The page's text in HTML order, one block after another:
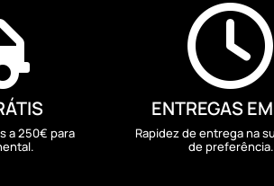
a 250€ para

ENTREGAS
Rapidez de entrega na
de preferência.